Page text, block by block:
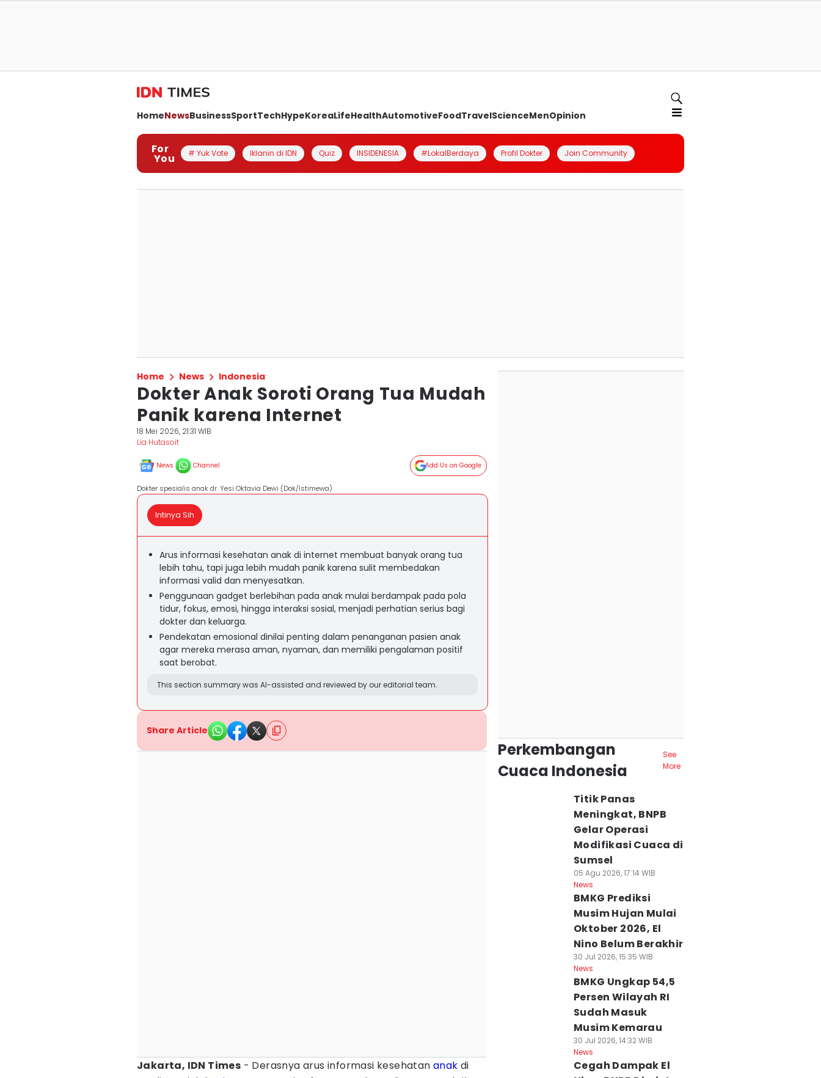
HomeNewsBusinessSportTechHypeKoreaLifeHealthAutomotiveFoodTravelScienceMenOpinion
For
You # Yuk Vote Iklanin di IDN Quiz INSIDENESIA #LokalBerdaya Profil Dokter Join Community
Home News Indonesia
Dokter Anak Soroti Orang Tua Mudah
Panik karena Internet
18 Mei 2026, 21:31 WIB
Lia Hutasoit
News Channel Add Us on Google
Dokter spesialis anak dr. Yesi Oktavia Dewi (Dok/Istimewa)
Intinya Sih
Arus informasi kesehatan anak di internet membuat banyak orang tua
lebih tahu, tapi juga lebih mudah panik karena sulit membedakan
informasi valid dan menyesatkan.
Penggunaan gadget berlebihan pada anak mulai berdampak pada pola
tidur, fokus, emosi, hingga interaksi sosial, menjadi perhatian serius bagi
dokter dan keluarga.
Pendekatan emosional dinilai penting dalam penanganan pasien anak
agar mereka merasa aman, nyaman, dan memiliki pengalaman positif
saat berobat.
This section summary was AI-assisted and reviewed by our editorial team.
Share Article
Jakarta, IDN Times - Derasnya arus informasi kesehatananak di
Perkembangan
Cuaca Indonesia
See
More
Titik Panas
Meningkat, BNPB
Gelar Operasi
Modifikasi Cuaca di
Sumsel
05 Agu 2026, 17:14 WIB
News
BMKG Prediksi
Musim Hujan Mulai
Oktober 2026, El
Nino Belum Berakhir
30 Jul 2026, 15:35 WIB
News
BMKG Ungkap 54,5
Persen Wilayah RI
Sudah Masuk
Musim Kemarau
30 Jul 2026, 14:32 WIB
News
Cegah Dampak El